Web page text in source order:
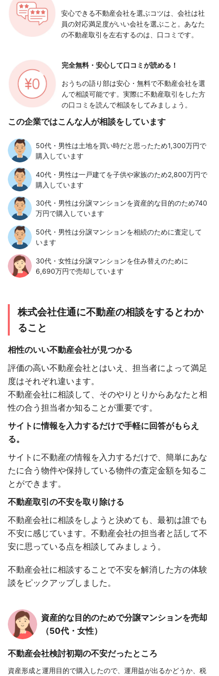
安心できる不動産会社を選ぶコツは、会社は社
員の対応満足度がいい会社を選ぶこと。あなた
の不動産取引を左右するのは、口コミです。
完全無料・安心して口コミが読める！
おうちの語り部は安心・無料で不動産会社を選
んで相談可能です。実際に不動産取引をした方
の口コミを読んで相談をしてみましょう。
この企業ではこんな人が相談をしています
50代・男性は土地を買い時だと思ったため1,300万円で
購入しています
40代・男性は一戸建てを子供や家族のため2,800万円で
購入しています
30代・男性は分譲マンションを資産的な目的のため740
万円で購入しています
50代・男性は分譲マンションを相続のために査定して
います
30代・女性は分譲マンションを住み替えのために
6,690万円で売却しています
株式会社住通に不動産の相談をするとわか
ること
相性のいい不動産会社が見つかる
評価の高い不動産会社とはいえ、担当者によって満足
度はそれぞれ違います。
不動産会社に相談して、そのやりとりからあなたと相
性の合う担当者か知ることが重要です。
サイトに情報を入力するだけで手軽に回答がもらえ
る。
サイトに不動産の情報を入力するだけで、簡単にあな
たに合う物件や保持している物件の査定金額を知るこ
とができます。
不動産取引の不安を取り除ける
不動産会社に相談をしようと決めても、最初は誰でも
不安に感じています。不動産会社の担当者と話して不
安に思っている点を相談してみましょう。
不動産会社に相談することで不安を解消した方の体験
談をピックアップしました。
資産的な目的のためで分譲マンションを売却
（50代・女性）
不動産会社検討初期の不安だったところ
資産形成と運用目的で購入したので、運用益が出るかどうか、税